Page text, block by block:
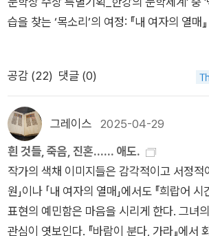
게 혼난다. 그럼에도 선이는 윤이와 함께 바
미니(예비승려)를 마음 깊은 곳에 새긴다.[
가 일 년에 하루뿐인 초파일을 아쉬워했던
일 년에 하루만 볼 수 있는 게 아니라면, 그만
진게 있었다. 동생 윤이가 사고로 죽은 것이
이는 동생이 어디서 왔는지, 또 어디로 갔는
매년 선이는 연등회에 가서 윤이를 추억한다
함을 느낀 그녀는 여승이 된다. 이제 세상과
음과 평안을 얻기 위해 산으로 들어간다.[신
떠오르는 그 기억들 속에서 어떤 감정이 솟
코 들여다보고 있자면, 그래서 그 감각과 생
적이 없었다. 그게 맞았다. 「회복하는 인간」
고 있었다. 육체적 고통 따위는 아무런 문제
렇다면 한강이 주목하는 고통은 무엇일까.
은 무엇일까. 인간으로 삶의 의미를 어디에
가. 그러나 반가운 점도 있었다. 「파란 돌」을
이 모두 연결되어 있다는 확신이 들었다. 「파
삼촌의 그림은 『바람이 분다, 가라』에 등장
고 내가 가장 좋아하는 한강의 「어깨뼈」를 떠올렸다. 한강의 소설
곳곳에서 느껴지는 봄의 기운. 겨울을 견디
지가 한강의 그것은 아니었을까 혼자 짐작
는 손이 가슴으로 올라왔습니다. 가슴뼈 사
가 아닐까? 하는 질문들이 이어졌다. 평일에
사」에서 여행안내인 카파시를 통해 보이듯
에 오면 의사에게 통역을 해주는 일을 하고
해 “사람들 사이, 국가의 국가 사이의 갈등을
이 양쪽 모두를 이해하여 분쟁을 해결하는
다. 그는 “힌두어, 벵골어, 오리야어, 구자
고, 영어, 프랑스어, 러시아어, 포르투갈어,
길 원했고(92p)” 독학으로 공부했다. 그러
인들 앞에서는 가족에 대한 사랑을 보여주지
없었다. 여기에 외삼촌이란 사람도 그에게
은 이런 위선적인 아버지를 뱀 같은 놈이라
증오한다. [나는 용기 있는 아이가 된건가,
가? 끝까지 결백을 주장하는 것이 더 용기
그리나 그것이 오직 나만 알고 있는 진실이
도 만족하지 못하는 진실이라면 무슨 의미가
내가 오늘 밤 죽기라도 한다면 흔적도 없어져
아닌가?] P.59특이한건 외삼촌의 외향이었
절 오발사고로 손가락을 잃고 이후 망나니
인 장운형은 단 한번도 외삼촌의 오른손을
에 진실을 감추는 아버지와 어머니, 그리고
습을 찾는 ‘목소리’의 여정: 『내 여자의 열매』
않는다 코멘터리북'에 '코멘터리「흰 꽃」에서
로'가 실려 있다. 일 미터 사십 센티미터 정도의 키에 하얗게 센 눈
맞아 죽고 사 형제를 나 혼자서……'를 시작
간이고 자신의 생애를 들려줄 수 있는 사람
처럼 느껴지는 강인하고 무뚝뚝한 얼굴에 갑
며 '내가, 눈물로 세수함서 살아온 사람'이라
니다. '여기 이 벽이 사삼 때 사람들이 줄줄
'저 팽나무 밑이 사람들 모아놓았던 데……''
공감 (22) 댓글 (0)
그레이스 2025-04-29
흰 것들, 죽음, 진혼…… 애도.
작가의 색채 이미지들은 감각적이고 서정적
원」이나 「내 여자의 열매」에서도 『희랍어
표현의 예민함은 마음을 시리게 한다. 그녀
관심이 엿보인다. 『바람이 분다, 가라』에서